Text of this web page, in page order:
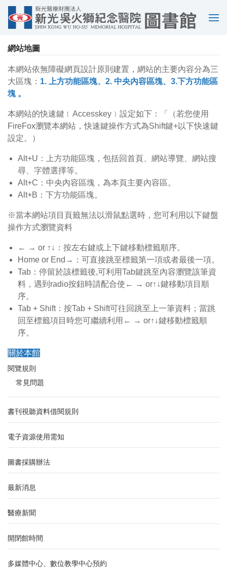
選
網站地圖
本網站依無障礙網頁設計原則建置，網站的主要內容分為三
大區塊： 1. 上方功能區塊、2. 中央內容區塊、3.下方功能區
塊 。
本網站的快速鍵﹝Accesskey﹞設定如下：「（若您使用
FireFox瀏覽本網站，快速鍵操作方式為Shift鍵+以下快速鍵
設定。）
Alt+U：上方功能區塊，包括回首頁、網站導覽、網站搜
尋、字體選擇等。
Alt+C：中央內容區塊，為本頁主要內容區。
Alt+B：下方功能區塊。
※當本網站項目頁籤無法以滑鼠點選時，您可利用以下鍵盤
操作方式瀏覽資料
← → or ↑↓：按左右鍵或上下鍵移動標籤順序。
Home or End→：可直接跳至標籤第一項或者最後一項。
Tab：停留於該標籤後,可利用Tab鍵跳至內容瀏覽該筆資
料，遇到radio按鈕時請配合使← → or↑↓鍵移動項目順
序。
Tab + Shift：按Tab + Shift可往回跳至上一筆資料；當跳
回至標籤項目時您可繼續利用← → or↑↓鍵移動標籤順
序。
關於本館
閱覽規則
常見問題
書刊視聽資料借閱規則
電子資源使用需知
圖書採購辦法
最新消息
醫療新聞
開閉館時間
多媒體中心、數位教學中心預約